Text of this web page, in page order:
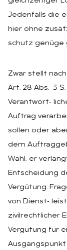
Jedenfalls die
hier ohne
schutz genüge
Zwar stellt
Art. 28 Abs. 3
Verantwort‑
Auftrag
sollen oder
dem
Wahl, er
Entscheidung
Vergütung.
von Dienst‑
zivilrechtlicher
Vergütung für